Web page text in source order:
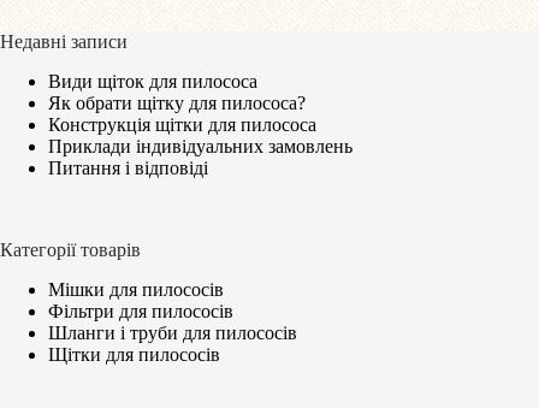
Недавні записи
Види щіток для пилососа
Як обрати щітку для пилососа?
Конструкція щітки для пилососа
Приклади індивідуальних замовлень
Питання і відповіді
Категорії товарів
Мішки для пилососів
Фільтри для пилососів
Шланги і труби для пилососів
Щітки для пилососів